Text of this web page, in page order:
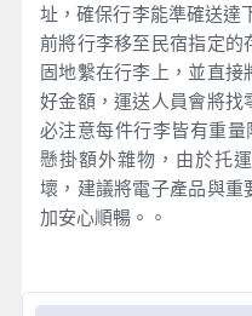
址，確保行李能準確送達
前將行李移至民宿指定的
固地繫在行李上，並直
好金額，運送人員會將
必注意每件行李皆有重
懸掛額外雜物，由於托
壞，建議將電子產品與重
加安心順暢。。